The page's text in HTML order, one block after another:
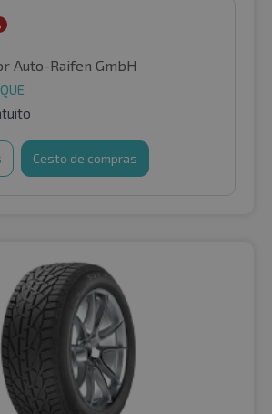
Auto-Raifen GmbH
Cesto de compras